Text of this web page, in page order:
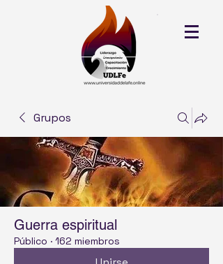
Grupos
Guerra espiritual
Público · 162 miembros